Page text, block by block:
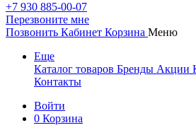
+7 930 885-00-07
Перезвоните мне
Позвонить Кабинет Корзина Меню
Еще
Каталог товаров Бренды Акции
Контакты
Войти
0 Корзина